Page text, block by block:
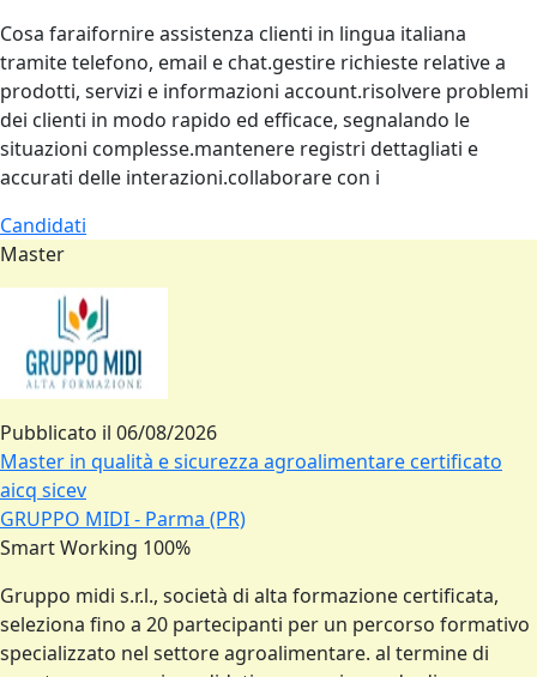
Cosa faraifornire assistenza clienti in lingua italiana
tramite telefono, email e chat.gestire richieste relative a
prodotti, servizi e informazioni account.risolvere problemi
dei clienti in modo rapido ed efficace, segnalando le
situazioni complesse.mantenere registri dettagliati e
accurati delle interazioni.collaborare con i
Candidati
Master
Pubblicato il 06/08/2026
Master in qualità e sicurezza agroalimentare certificato
aicq sicev
GRUPPO MIDI - Parma (PR)
Smart Working 100%
Gruppo midi s.r.l., società di alta formazione certificata,
seleziona fino a 20 partecipanti per un percorso formativo
specializzato nel settore agroalimentare. al termine di